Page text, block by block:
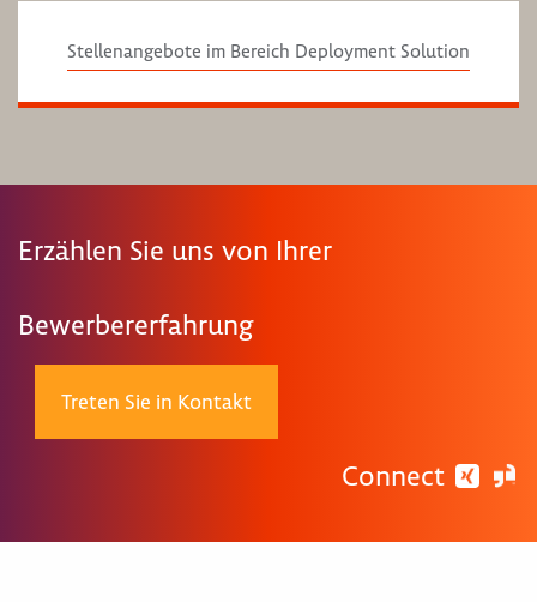
Stellenangebote im Bereich Deployment Solution
Erzählen Sie uns von Ihrer
Bewerbererfahrung
Treten Sie in Kontakt
Connect